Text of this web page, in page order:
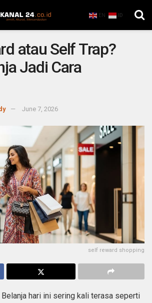
EN ID
atau Self Trap?
Jadi Cara
June 7, 2026
self reward shopping
hari ini sering kali terasa seperti